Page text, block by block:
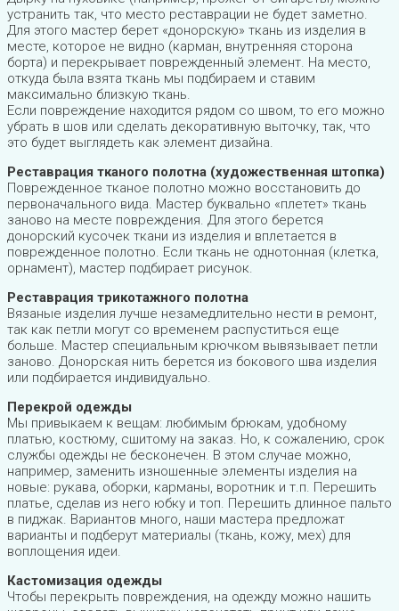
устранить так, что место реставрации не будет заметно.
Для этого мастер берет «донорскую» ткань из изделия в
месте, которое не видно (карман, внутренняя сторона
борта) и перекрывает поврежденный элемент. На место,
откуда была взята ткань мы подбираем и ставим
максимально близкую ткань.
Если повреждение находится рядом со швом, то его можно
убрать в шов или сделать декоративную выточку, так, что
это будет выглядеть как элемент дизайна.
Реставрация тканого полотна (художественная штопка)
Поврежденное тканое полотно можно восстановить до
первоначального вида. Мастер буквально «плетет» ткань
заново на месте повреждения. Для этого берется
донорский кусочек ткани из изделия и вплетается в
поврежденное полотно. Если ткань не однотонная (клетка,
орнамент), мастер подбирает рисунок.
Реставрация трикотажного полотна
Вязаные изделия лучше незамедлительно нести в ремонт,
так как петли могут со временем распуститься еще
больше. Мастер специальным крючком вывязывает петли
заново. Донорская нить берется из бокового шва изделия
или подбирается индивидуально.
Перекрой одежды
Мы привыкаем к вещам: любимым брюкам, удобному
платью, костюму, сшитому на заказ. Но, к сожалению, срок
службы одежды не бесконечен. В этом случае можно,
например, заменить изношенные элементы изделия на
новые: рукава, оборки, карманы, воротник и т.п. Перешить
платье, сделав из него юбку и топ. Перешить длинное пальто
в пиджак. Вариантов много, наши мастера предложат
варианты и подберут материалы (ткань, кожу, мех) для
воплощения идеи.
Кастомизация одежды
Чтобы перекрыть повреждения, на одежду можно нашить